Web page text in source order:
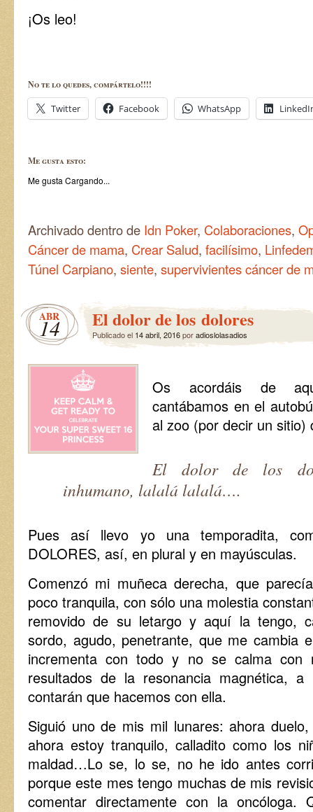
¡Os leo!
No te lo quedes, compártelo!!!!
Twitter Facebook WhatsApp
Me gusta esto:
Me gusta Cargando...
Archivado dentro de Idn Poker, Colaboraciones,
Cáncer de mama, Crear Salud, facilísimo,
Túnel Carpiano, siente, supervivientes cáncer de
ABR
14 El dolor de los dolores
Publicado el 14 abril, 2016poradioslolasadios
Os acordáis de
cantábamos en el
al zoo (por decir un sitio)
El dolor de los
inhumano, lalalá lalalá….
Pues así llevo yo una temporadita,
DOLORES, así, en plural y en mayúsculas.
Comenzó mi muñeca derecha, que
poco tranquila, con sólo una molestia
removido de su letargo y aquí la tengo,
sordo, agudo, penetrante, que me cambia
incrementa con todo y no se calma
resultados de la resonancia magnética,
contarán que hacemos con ella.
Siguió uno de mis mil lunares: ahora
ahora estoy tranquilo, calladito como los
maldad…Lo se, lo se, no he ido antes
porque este mes tengo muchas de mis
comentar directamente con la